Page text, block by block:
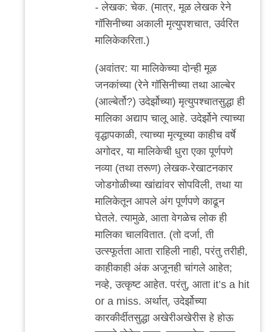
ऐसीअक्षरे
- लेखक: चेक. (मात्र, मूळ लेखक रेने
गॉसिनीच्या अकाली मृत्युपशचात, उर्वरित
मालिकेकरिता.)
(अवांतर: या मालिकेच्या दोन्ही मूळ
जनकांच्या (रेने गॉसिनीच्या तथा आल्बेर
(आल्बेर्तो?) उदेर्झोच्या) मृत्युपश्चातसुद्धा ही
मालिका अद्याप चालू आहे. उदेर्झोने त्याच्या
वृद्धापकाळी, त्याच्या मृत्यूच्या काहीच वर्षे
अगोदर, या मालिकेची धुरा एका पूर्णपणे
नव्या (तथा तरूण) लेखक-रेखाटनकार
जोडगोळीच्या खांद्यांवर सोपविली, तथा या
मालिकेतून आपले अंग पूर्णपणे काढून
घेतले. त्यामुळे, आता वेगळेच लोक ही
मालिका चालवितात. (तो दर्जा, ती
उत्स्फूर्तता आता राहिली नाही, परंतु तरीही,
काहीकाही अंक अजूनही चांगले आहेत;
नव्हे, उत्कृष्ट आहेत. परंतु, आता it’s a hit
or a miss. अर्थात्, उदेर्झोच्या
कारकीर्दीतसुद्धा अखेरीअखेरीस हे होऊ